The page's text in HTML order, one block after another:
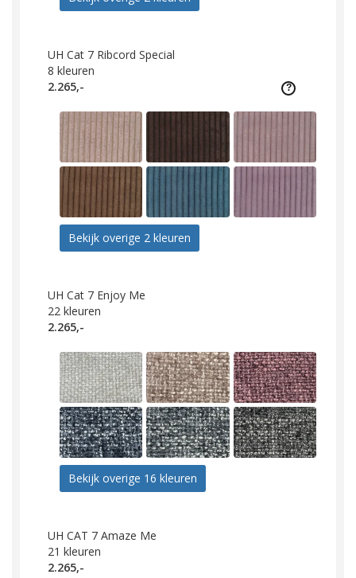
UH Cat 7 Ribcord Special
8 kleuren
2.265,-
Bekijk overige 2 kleuren
UH Cat 7 Enjoy Me
22 kleuren
2.265,-
Bekijk overige 16 kleuren
UH CAT 7 Amaze Me
21 kleuren
2.265,-